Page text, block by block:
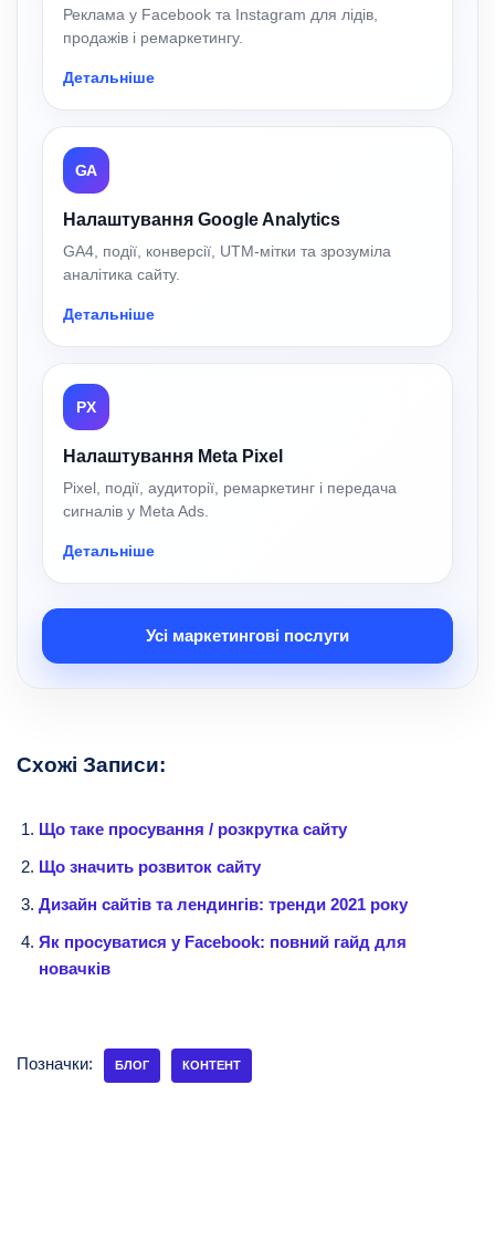
Реклама у Facebook та Instagram для лідів,
продажів і ремаркетингу.
Детальніше
GA
Налаштування Google Analytics
GA4, події, конверсії, UTM-мітки та зрозуміла
аналітика сайту.
Детальніше
PX
Налаштування Meta Pixel
Pixel, події, аудиторії, ремаркетинг і передача
сигналів у Meta Ads.
Детальніше
Усі маркетингові послуги
Схожі Записи:
Що таке просування / розкрутка сайту
Що значить розвиток сайту
Дизайн сайтів та лендингів: тренди 2021 року
Як просуватися у Facebook: повний гайд для
новачків
Позначки: БЛОГ КОНТЕНТ